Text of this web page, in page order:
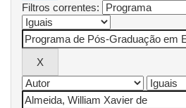
Filtros correntes: